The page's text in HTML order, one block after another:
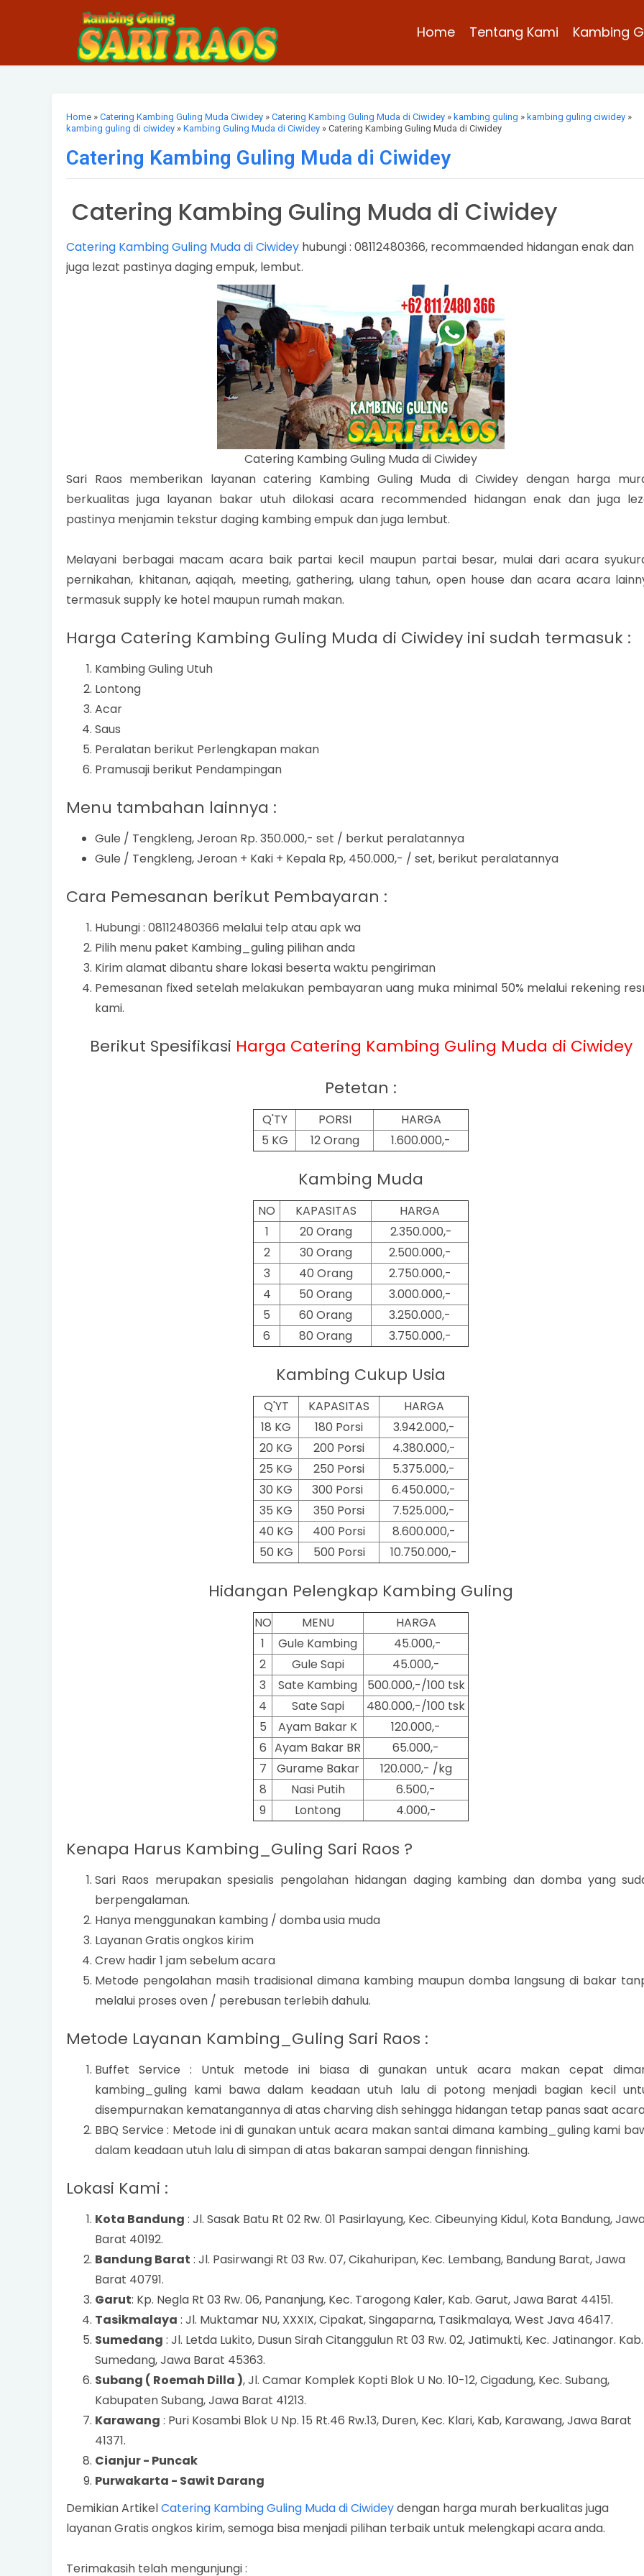
Home Tentang Kami Kambing
Home » Catering Kambing Guling Muda Ciwidey » Catering Kambing Guling Muda di Ciwidey » kambing guling » kambing guling ciwidey »
kambing guling di ciwidey » Kambing Guling Muda di Ciwidey » Catering Kambing Guling Muda di Ciwidey
Catering Kambing Guling Muda di Ciwidey
Catering Kambing Guling Muda di Ciwidey
Catering Kambing Guling Muda di Ciwidey hubungi : 08112480366, recommaended hidangan enak dan
juga lezat pastinya daging empuk, lembut.
Catering Kambing Guling Muda di Ciwidey
Sari Raos memberikan layanan catering Kambing Guling Muda di Ciwidey dengan harga
berkualitas juga layanan bakar utuh dilokasi acara recommended hidangan enak dan juga
pastinya menjamin tekstur daging kambing empuk dan juga lembut.
Melayani berbagai macam acara baik partai kecil maupun partai besar, mulai dari acara
pernikahan, khitanan, aqiqah, meeting, gathering, ulang tahun, open house dan acara acara
termasuk supply ke hotel maupun rumah makan.
Harga Catering Kambing Guling Muda di Ciwidey ini sudah termasuk :
Kambing Guling Utuh
Lontong
Acar
Saus
Peralatan berikut Perlengkapan makan
Pramusaji berikut Pendampingan
Menu tambahan lainnya :
Gule / Tengkleng, Jeroan Rp. 350.000,- set / berkut peralatannya
Gule / Tengkleng, Jeroan + Kaki + Kepala Rp, 450.000,- / set, berikut peralatannya
Cara Pemesanan berikut Pembayaran :
Hubungi : 08112480366 melalui telp atau apk wa
Pilih menu paket Kambing_guling pilihan anda
Kirim alamat dibantu share lokasi beserta waktu pengiriman
Pemesanan fixed setelah melakukan pembayaran uang muka minimal 50% melalui rekening
kami.
Berikut Spesifikasi Harga Catering Kambing Guling Muda di Ciwidey
Petetan :
Q'TY PORSI
HARGA
5 KG
12 Orang 1.600.000,-
Kambing Muda
NO KAPASITAS
HARGA
1
20 Orang
2.350.000,-
2
30 Orang
2.500.000,-
3
40 Orang
2.750.000,-
4
50 Orang
3.000.000,-
5
60 Orang
3.250.000,-
6
80 Orang 3.750.000,-
Kambing Cukup Usia
Q'YT KAPASITAS
HARGA
18 KG
180 Porsi
3.942.000,-
20 KG
200 Porsi
4.380.000,-
25 KG
250 Porsi
5.375.000,-
30 KG
300 Porsi
6.450.000,-
35 KG
350 Porsi
7.525.000,-
40 KG
400 Porsi
8.600.000,-
50 KG
500 Porsi 10.750.000,-
Hidangan Pelengkap Kambing Guling
NO MENU
HARGA
1
Gule Kambing
45.000,-
2
Gule Sapi
45.000,-
3
Sate Kambing
500.000,-/100 tsk
4
Sate Sapi
480.000,-/100 tsk
5
Ayam Bakar K
120.000,-
6 Ayam Bakar BR
65.000,-
7
Gurame Bakar
120.000,- /kg
8
Nasi Putih
6.500,-
9
Lontong 4.000,-
Kenapa Harus Kambing_Guling Sari Raos ?
Sari Raos merupakan spesialis pengolahan hidangan daging kambing dan domba yang
berpengalaman.
Hanya menggunakan kambing / domba usia muda
Layanan Gratis ongkos kirim
Crew hadir 1 jam sebelum acara
Metode pengolahan masih tradisional dimana kambing maupun domba langsung di bakar
melalui proses oven / perebusan terlebih dahulu.
Metode Layanan Kambing_Guling Sari Raos :
Buffet Service : Untuk metode ini biasa di gunakan untuk acara makan cepat
kambing_guling kami bawa dalam keadaan utuh lalu di potong menjadi bagian kecil
disempurnakan kematangannya di atas charving dish sehingga hidangan tetap panas saat
BBQ Service : Metode ini di gunakan untuk acara makan santai dimana kambing_guling kami
dalam keadaan utuh lalu di simpan di atas bakaran sampai dengan finnishing.
Lokasi Kami :
Kota Bandung : Jl. Sasak Batu Rt 02 Rw. 01 Pasirlayung, Kec. Cibeunying Kidul, Kota Bandung,
Barat 40192.
Bandung Barat : Jl. Pasirwangi Rt 03 Rw. 07, Cikahuripan, Kec. Lembang, Bandung Barat, Jawa
Barat 40791.
Garut: Kp. Negla Rt 03 Rw. 06, Pananjung, Kec. Tarogong Kaler, Kab. Garut, Jawa Barat 44151.
Tasikmalaya : Jl. Muktamar NU, XXXIX, Cipakat, Singaparna, Tasikmalaya, West Java 46417.
Sumedang : Jl. Letda Lukito, Dusun Sirah Citanggulun Rt 03 Rw. 02, Jatimukti, Kec. Jatinangor. Kab.
Sumedang, Jawa Barat 45363.
Subang ( Roemah Dilla ), Jl. Camar Komplek Kopti Blok U No. 10-12, Cigadung, Kec. Subang,
Kabupaten Subang, Jawa Barat 41213.
Karawang : Puri Kosambi Blok U Np. 15 Rt.46 Rw.13, Duren, Kec. Klari, Kab, Karawang, Jawa Barat
41371.
Cianjur - Puncak
Purwakarta - Sawit Darang
Demikian ArtikelCatering Kambing Guling Muda di Ciwideydengan harga murah berkualitas juga
layanan Gratis ongkos kirim, semoga bisa menjadi pilihan terbaik untuk melengkapi acara anda.
Terimakasih telah mengunjungi :